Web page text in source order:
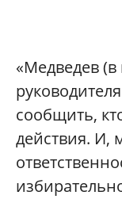
«Медведев
сообщить,
действия. И,